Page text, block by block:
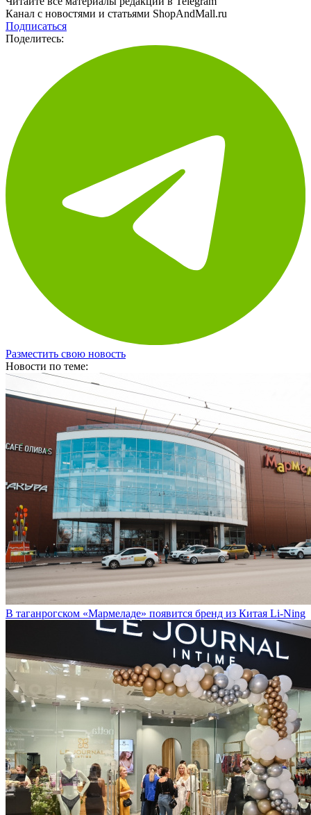
Читайте все материалы редакции в Telegram
Канал с новостями и статьями ShopAndMall.ru
Подписаться
Поделитесь:
Разместить свою новость
Новости по теме:
В таганрогском «Мармеладе» появится бренд из Китая Li-Ning